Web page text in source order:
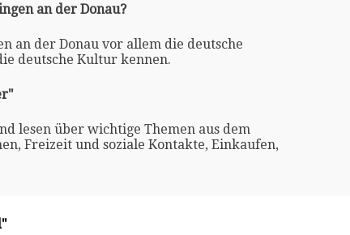
an der Donau?
an der Donau vor allem die deutsche
deutsche Kultur kennen.
lesen über wichtige Themen aus dem
Freizeit und soziale Kontakte, Einkaufen,